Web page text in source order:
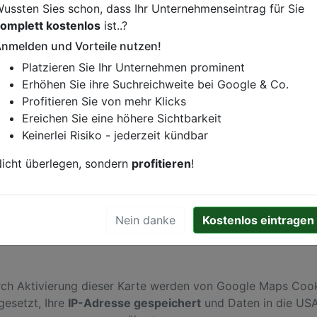
Waschsalon
oder andere relevante Informationen hinzufügen?
Gerne erweitern wir Ihren Firmeneintrag um
Ihren Wettbewerbern abheben.
Aktivierung dieser Karte werden von Google Maps
Ihre IP-Adresse gespeichert und Daten in die
Sies schon, dass Ihr Unternehmenseintrag für Sie
kostenlos ist..?
und Vorteile nutzen!
Platzieren Sie Ihr Unternehmen prominent
Erhöhen Sie ihre Suchreichweite bei Google & Co.
Profitieren Sie von mehr Klicks
Ereichen Sie eine höhere Sichtbarkeit
Keinerlei Risiko - jederzeit kündbar
überlegen, sondern profitieren!
Nein danke Kostenlos eintragen